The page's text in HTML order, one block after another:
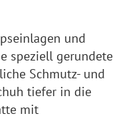
und
speziell gerundete
Schmutz- und
tiefer in die
mit